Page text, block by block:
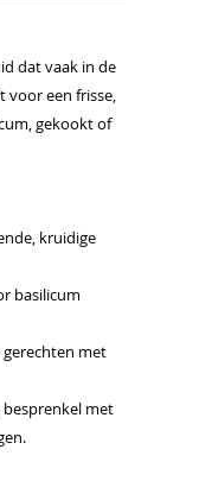
dat vaak in de
voor een frisse,
gekookt of
kruidige
basilicum
gerechten met
besprenkel met